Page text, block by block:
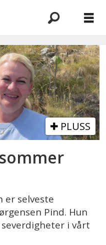
PLUSS
er selveste
Pind. Hun
i vårt